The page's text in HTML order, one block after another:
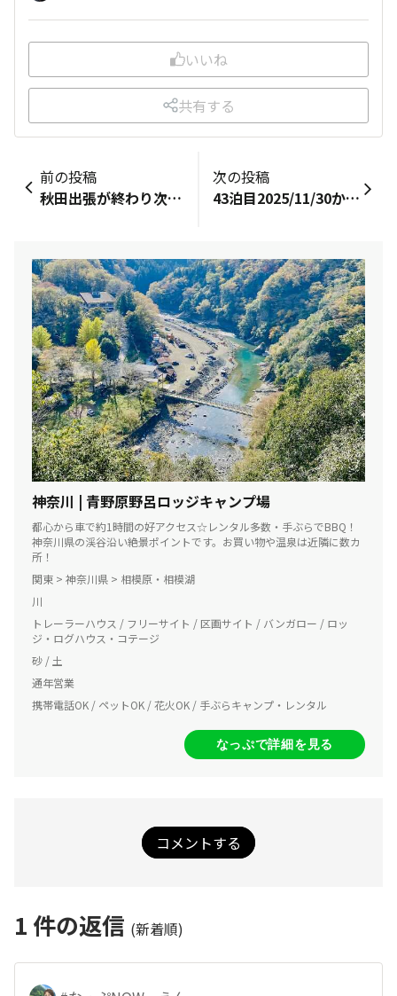
いいね
共有する
神奈川 | 青野原野呂ロッジキャンプ場
都心から車で約1時間の好アクセス☆レンタル多数・手ぶらでBBQ！
神奈川県の渓谷沿い絶景ポイントです。お買い物や温泉は近隣に数カ
所！
関東 > 神奈川県 > 相模原・相模湖
川
トレーラーハウス / フリーサイト / 区画サイト / バンガロー / ロッ
ジ・ログハウス・コテージ
砂 / 土
通年営業
携帯電話OK / ペットOK / 花火OK / 手ぶらキャンプ・レンタル
なっぷで詳細を見る
前の投稿
秋田出張が終わり次第キャンプしてから帰る目論見だったのですが、日程と寒さと熊の問題により断念せざるを得ず、仕方なくDCMでギアを物色するのみとしたのですが。写真のシリコンたわしを買いました。水切りが早いということでこりゃいいなと思ったんですが水切りがいい＝泡立ちは悪いんですね。そりゃ確かに相反する要素なんでしょうけども。洗剤がない（あるいは使えない状況）けどとりあえずざっと汚れだけ落としておきたい、という使い方になるでしょうか。画像のシェラカップがえらい汚いですが、たわしのせいではなく色々雑に使っているせいです。カラビナをつけてくれてますが実際洗う時はうっとうしいので、パラコードに付け替えるかもしれません。DCMのスティックバーナーも、以前からこれはいいものだと思ってはいるんですが、あれライターガス仕様なのが惜しいんですよね。CB缶で充填できればなあ．．．
次の投稿
43泊目2025/11/30から1泊〜今回はソロです😄&nbsp;それと風もなく穏やかな快晴ですヨンヨンベースTCの初張り😊わがやのテントMのインナーを入れてカンガルースタイル🦘夕方の富士山明るさを1番暗くしてお月様🌕撮ってみた夜ごはんは芋煮からの〆のカレーうどん星空🌌観測は風も無く冷え込まずで〜朝方から急激に風が強まり朝ごはん食べずに撤収します
コメントする
1 件の返信 (新着順)